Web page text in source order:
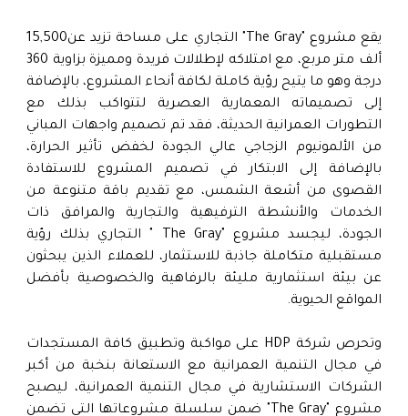
يقع مشروع "The Gray" التجاري على مساحة تزيد عن15,500
ألف متر مربع، مع امتلاكه لإطلالات فريدة ومميزة بزاوية 360
درجة وهو ما يتيح رؤية كاملة لكافة أنحاء المشروع، بالإضافة
إلى تصميماته المعمارية العصرية لتتواكب بذلك مع
التطورات العمرانية الحديثة، فقد تم تصميم واجهات المباني
من الألمونيوم الزجاجي عالي الجودة لخفض تأثير الحرارة،
بالإضافة إلى الابتكار في تصميم المشروع للاستفادة
القصوى من أشعة الشمس، مع تقديم باقة متنوعة من
الخدمات والأنشطة الترفيهية والتجارية والمرافق ذات
الجودة، ليجسد مشروع "The Gray " التجاري بذلك رؤية
مستقبلية متكاملة جاذبة للاستثمار، للعملاء الذين يبحثون
عن بيئة استثمارية مليئة بالرفاهية والخصوصية بأفضل
المواقع الحيوية.
وتحرص شركة HDP على مواكبة وتطبيق كافة المستجدات
في مجال التنمية العمرانية مع الاستعانة بنخبة من أكبر
الشركات الاستشارية في مجال التنمية العمرانية، ليصبح
مشروع "The Gray" ضمن سلسلة مشروعاتها التي تضمن